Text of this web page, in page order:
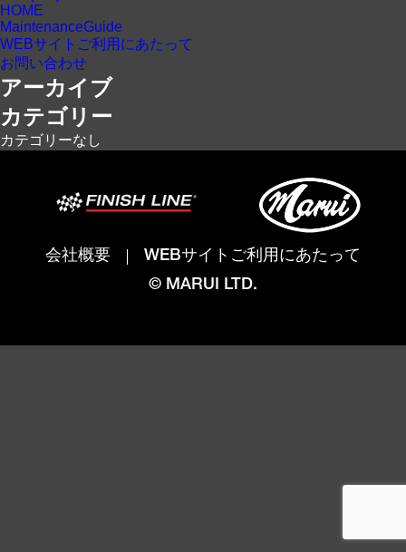
HOME
MaintenanceGuide
WEBサイトご利用にあたって
お問い合わせ
アーカイブ
カテゴリー
カテゴリーなし
会社概要
WEBサイトご利用にあたって
© MARUI LTD.